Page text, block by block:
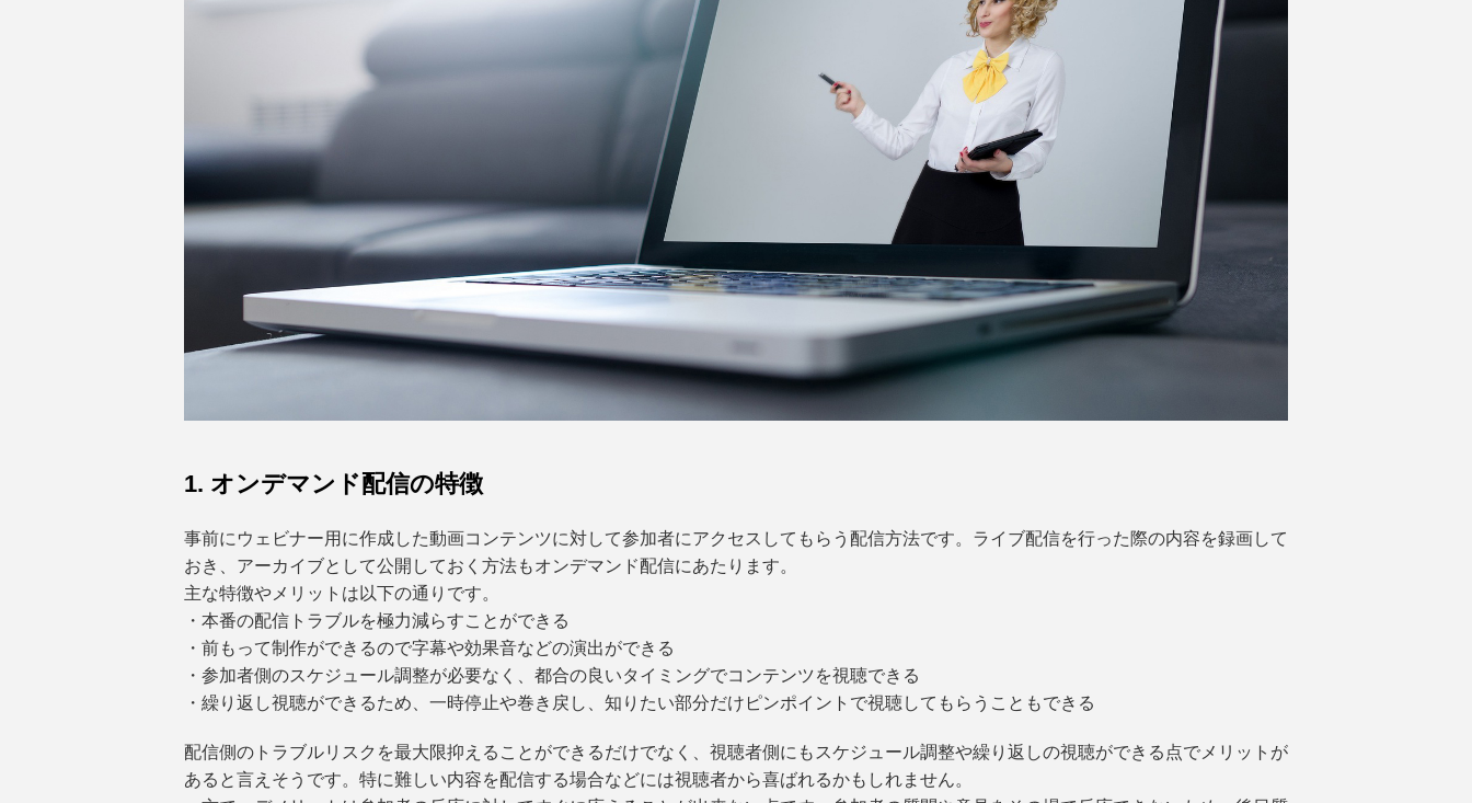
1. オンデマンド配信の特徴
事前にウェビナー用に作成した動画コンテンツに対して参加者にアクセスしてもらう配信方法です。ライブ配信を行った際の内容を録画して
おき、アーカイブとして公開しておく方法もオンデマンド配信にあたります。
主な特徴やメリットは以下の通りです。
・本番の配信トラブルを極力減らすことができる
・前もって制作ができるので字幕や効果音などの演出ができる
・参加者側のスケジュール調整が必要なく、都合の良いタイミングでコンテンツを視聴できる
・繰り返し視聴ができるため、一時停止や巻き戻し、知りたい部分だけピンポイントで視聴してもらうこともできる
配信側のトラブルリスクを最大限抑えることができるだけでなく、視聴者側にもスケジュール調整や繰り返しの視聴ができる点でメリットが
あると言えそうです。特に難しい内容を配信する場合などには視聴者から喜ばれるかもしれません。